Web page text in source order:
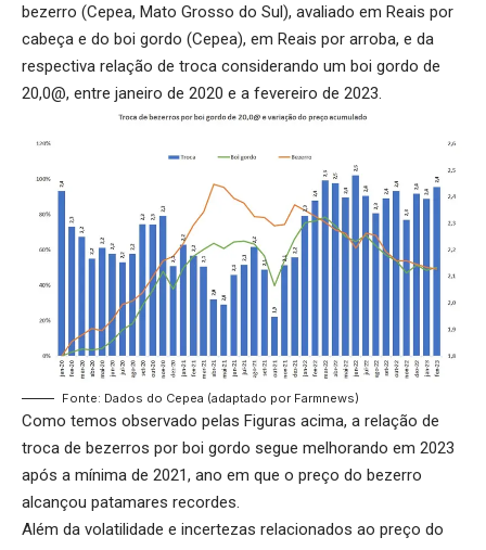
bezerro (Cepea, Mato Grosso do Sul), avaliado em Reais por
cabeça e do boi gordo (Cepea), em Reais por arroba, e da
respectiva relação de troca considerando um boi gordo de
20,0@, entre janeiro de 2020 e a fevereiro de 2023.
Fonte: Dados do Cepea (adaptado por Farmnews)
Como temos observado pelas Figuras acima, a relação de
troca de bezerros por boi gordo segue melhorando em 2023
após a mínima de 2021, ano em que o preço do bezerro
alcançou patamares recordes.
Além da volatilidade e incertezas relacionados ao preço do